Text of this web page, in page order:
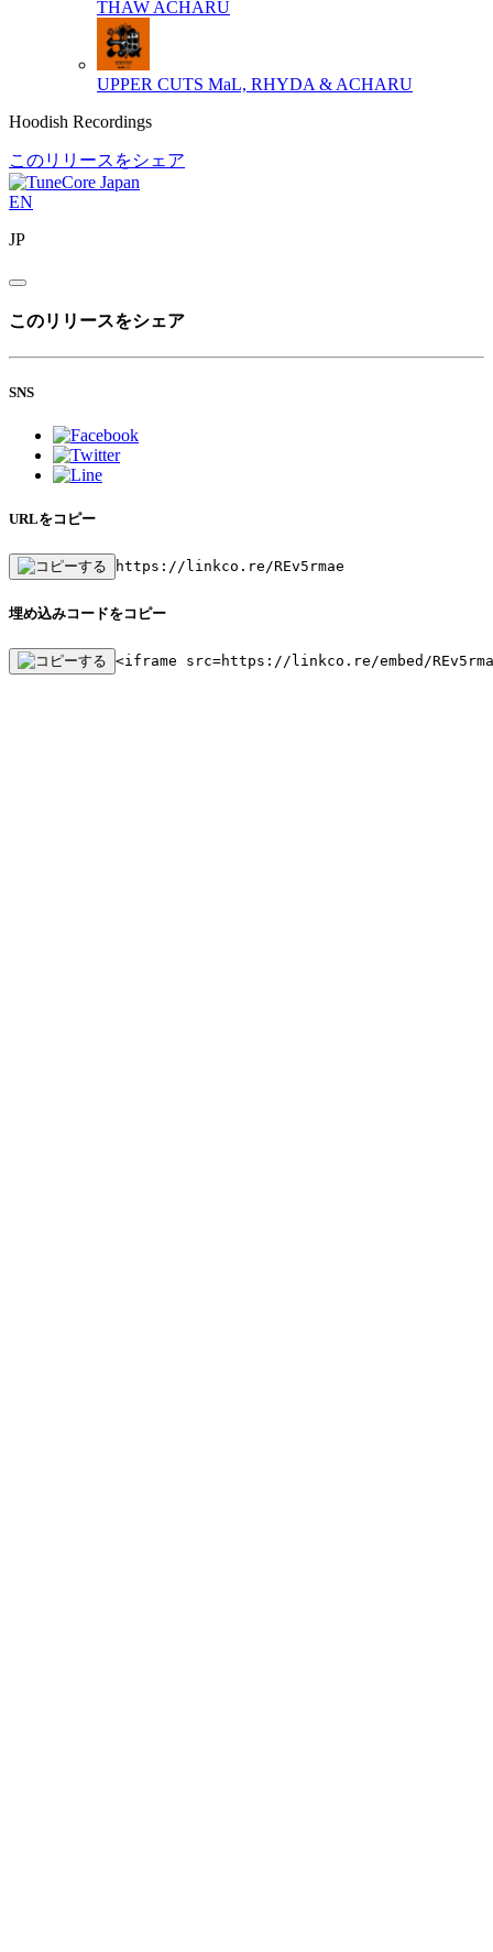
THAW ACHARU
UPPER CUTS MaL, RHYDA & ACHARU
Hoodish Recordings
このリリースをシェア
EN
JP
このリリースをシェア
SNS
URLをコピー
https://linkco.re/REv5rmae
埋め込みコードをコピー
<iframe src=https://linkco.re/embed/